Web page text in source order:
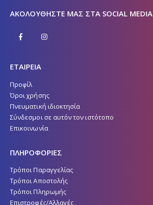
ΑΚΟΛΟΥΘΉΣΤΕ ΜΑΣ ΣΤΑ SOCIAL MEDIA
ΕΤΑΙΡΕΙΑ
Προφίλ
Όροι χρήσης
Πνευματική ιδιοκτησία
Σύνδεσμοι σε αυτόν τον ιστότοπο
Επικοινωνία
ΠΛΗΡΟΦΟΡΙΕΣ
Τρόποι Παραγγελίας
Τρόποι Αποστολής
Τρόποι Πληρωμής
Επιστροφές/Αλλαγές